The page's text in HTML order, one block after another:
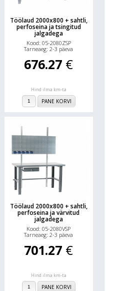
Töölaud 2000x800 + sahtli,
perfoseina ja tsingitud
jalgadega
Kood: 05-2080ZSP
Tarneaeg: 2-3 päeva
676.27 €
Hind ilma km-ta
PANE KORVI
Töölaud 2000x800 + sahtli,
perfoseina ja värvitud
jalgadega
Kood: 05-2080VSP
Tarneaeg: 2-3 päeva
701.27 €
Hind ilma km-ta
PANE KORVI